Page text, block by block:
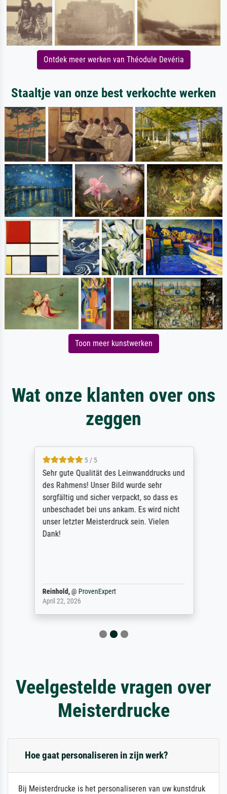
Ontdek meer werken van Théodule Devéria
Staaltje van onze best verkochte werken
Toon meer kunstwerken
Wat onze klanten over ons
zeggen
5 / 5
Sehr gute Qualität des Leinwanddrucks und
des Rahmens! Unser Bild wurde sehr
sorgfältig und sicher verpackt, so dass es
unbeschadet bei uns ankam. Es wird nicht
unser letzter Meisterdruck sein. Vielen
Dank!
Reinhold,@ ProvenExpert
April 22, 2026
Veelgestelde vragen over
Meisterdrucke
Hoe gaat personaliseren in zijn werk?
Bij Meisterdrucke is het personaliseren van uw kunstdruk